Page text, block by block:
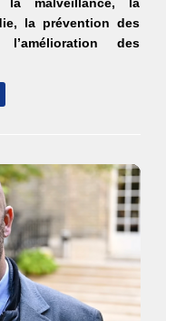
la prévention des
des
cookies
contenu